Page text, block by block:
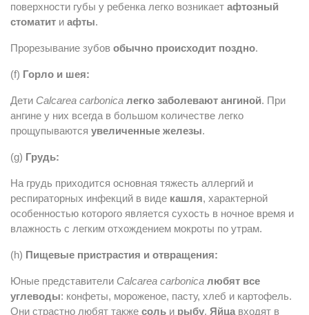
поверхности губы у ребенка легко возникает афтозный
стоматит и афты.
Прорезывание зубов обычно происходит поздно.
(f) Горло и шея:
Дети Calcarea carbonica легко заболевают ангиной. При
ангине у них всегда в большом количестве легко
прощупываются увеличенные железы.
(g) Грудь:
На грудь приходится основная тяжесть аллергий и
респираторных инфекций в виде кашля, характерной
особенностью которого является сухость в ночное время и
влажность с легким отхождением мокроты по утрам.
(h) Пищевые пристрастия и отвращения:
Юные представители Calcarea carbonica любят все
углеводы: конфеты, мороженое, пасту, хлеб и картофель.
Они страстно любят также соль и рыбу. Яйца входят в